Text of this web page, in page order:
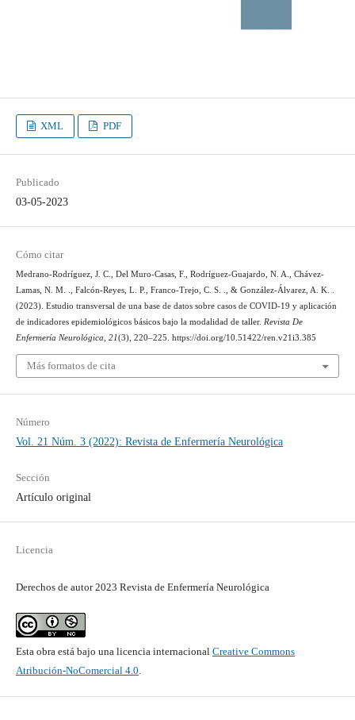
XML PDF
Publicado
03-05-2023
Cómo citar
Medrano-Rodríguez, J. C., Del Muro-Casas, F., Rodríguez-Guajardo, N. A., Chávez-
Lamas, N. M. ., Falcón-Reyes, L. P., Franco-Trejo, C. S. ., & González-Álvarez, A. K. .
(2023). Estudio transversal de una base de datos sobre casos de COVID-19 y aplicación
de indicadores epidemiológicos básicos bajo la modalidad de taller. Revista De
Enfermería Neurológica
21(3), 220–225. https://doi.org/10.51422/ren.v21i3.385
Más formatos de cita
Número
Vol. 21 Núm. 3 (2022): Revista de Enfermería Neurológica
Sección
Artículo original
Licencia
Derechos de autor 2023 Revista de Enfermería Neurológica
Esta obra está bajo una licencia internacional Creative Commons
Atribución-NoComercial 4.0.